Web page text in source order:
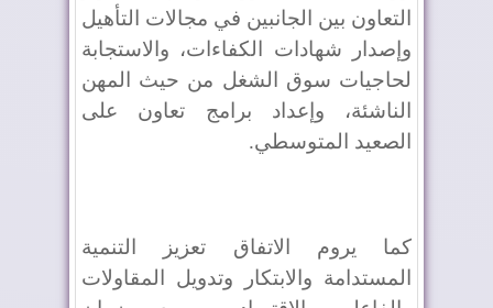
التعاون بين الجانبين في مجالات التأهيل
وإصدار شهادات الكفاءات، والاستجابة
لحاجيات سوق الشغل من حيث المهن
الناشئة، وإعداد برامج تعاون على
الصعيد المتوسطي.
كما يروم الاتفاق تعزيز التنمية
المستدامة والابتكار وتدويل المقاولات